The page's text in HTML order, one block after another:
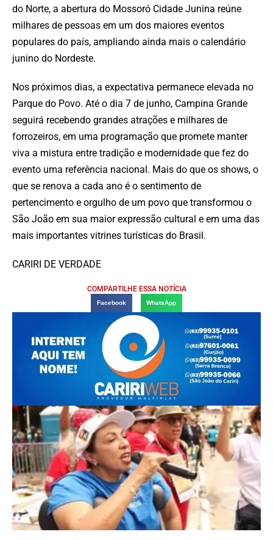
do Norte, a abertura do Mossoró Cidade Junina reúne
milhares de pessoas em um dos maiores eventos
populares do país, ampliando ainda mais o calendário
junino do Nordeste.
Nos próximos dias, a expectativa permanece elevada no
Parque do Povo. Até o dia 7 de junho, Campina Grande
seguirá recebendo grandes atrações e milhares de
forrozeiros, em uma programação que promete manter
viva a mistura entre tradição e modernidade que fez do
evento uma referência nacional. Mais do que os shows, o
que se renova a cada ano é o sentimento de
pertencimento e orgulho de um povo que transformou o
São João em sua maior expressão cultural e em uma das
mais importantes vitrines turísticas do Brasil.
CARIRI DE VERDADE
COMPARTILHE ESSA NOTÍCIA
Facebook WhatsApp